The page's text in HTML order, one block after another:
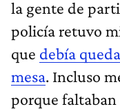
la gente de
policía retuvo
que debía
mesa. Incluso
porque